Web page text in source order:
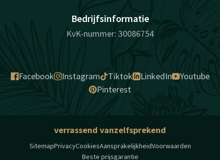
Bedrijfsinformatie
KvK-nummer: 30086754
Facebook Instagram Tiktok LinkedIn
Youtube
Pinterest
verrassend vanzelfsprekend
SitemapPrivacyCookiesAansprakelijkheidVoorwaarden
Beste prijsgarantie